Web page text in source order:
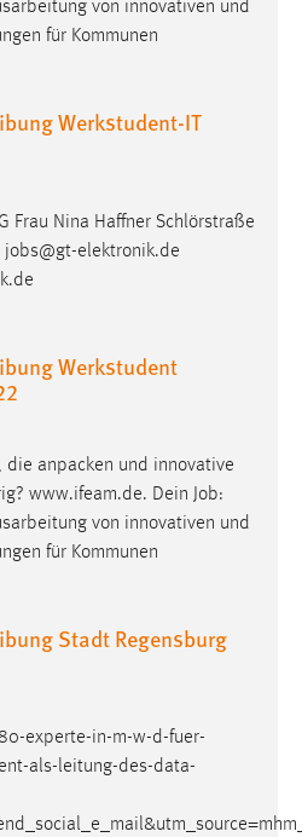
von innovativen und
für Kommunen
Werkstudent-IT
Frau Nina Haffner Schlörstraße
jobs@gt-elektronik.de
Werkstudent
die anpacken und innovative
www.ifeam.de. Dein Job:
von innovativen und
für Kommunen
Stadt Regensburg
experte-in-m-w-d-fuer-
als-leitung-des-data-